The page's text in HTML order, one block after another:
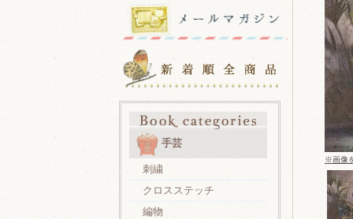
手芸
刺繍
クロスステッチ
編物
※画像